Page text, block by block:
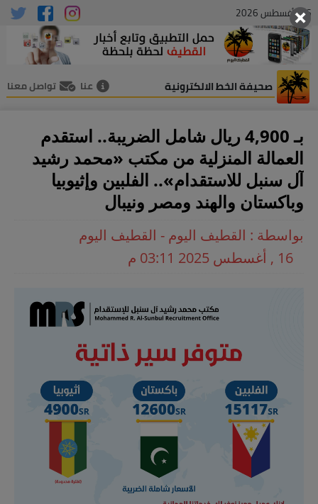
06 , أغسطس 2026
صحيفة الخط الالكترونية عنا تواصل معنا
بـ 4,900 ريال شامل الضريبة.. استقدم
العمالة المنزلية من مكتب «محمد رشيد
آل سنبل للاستقدام».. الفلبين وإثيوبيا
وباكستان والهند ومصر ونيبال
بواسطة : القطيف اليوم - القطيف اليوم
16 , أغسطس 2025 03:11 م